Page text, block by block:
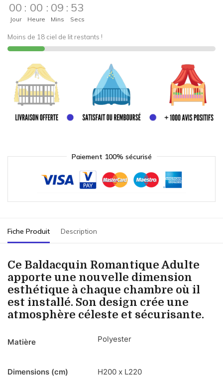
00
Jour
: 00
Heure
: 09
Mins
: 53
Secs
Moins de 18 ciel de lit restants !
Paiement 100% sécurisé
Fiche Produit Description
Ce Baldacquin Romantique Adulte
apporte une nouvelle dimension
esthétique à chaque chambre où il
est installé. Son design crée une
atmosphère céleste et sécurisante.
Matière Polyester
Dimensions (cm) H200 x L220